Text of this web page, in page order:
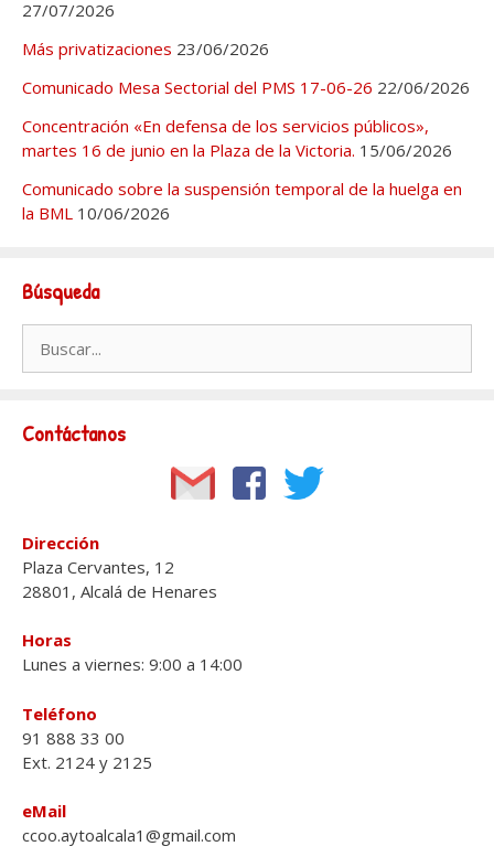
27/07/2026
Más privatizaciones 23/06/2026
Comunicado Mesa Sectorial del PMS 17-06-26 22/06/2026
Concentración «En defensa de los servicios públicos»,
martes 16 de junio en la Plaza de la Victoria. 15/06/2026
Comunicado sobre la suspensión temporal de la huelga en
la BML 10/06/2026
Búsqueda
Contáctanos
Dirección
Plaza Cervantes, 12
28801, Alcalá de Henares
Horas
Lunes a viernes: 9:00 a 14:00
Teléfono
91 888 33 00
Ext. 2124 y 2125
eMail
ccoo.aytoalcala1@gmail.com